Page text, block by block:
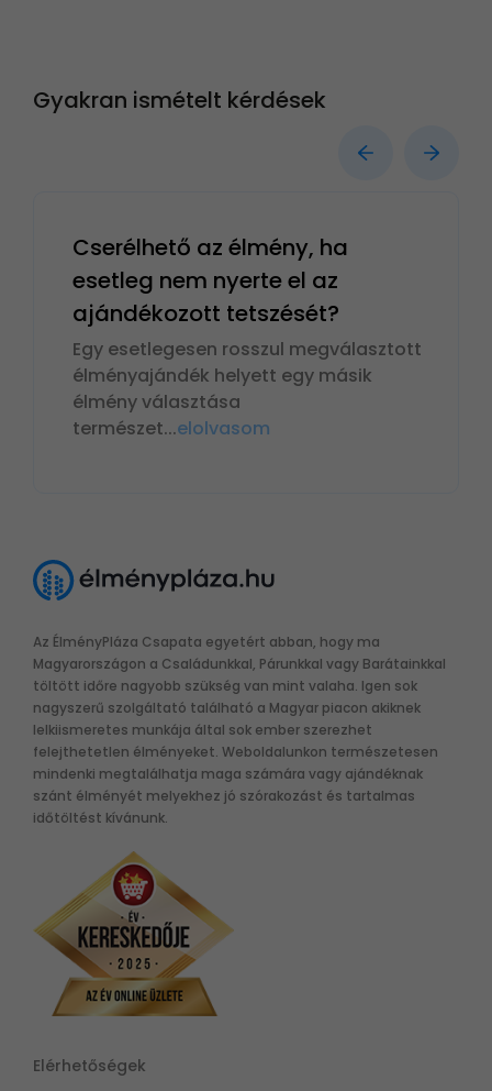
Gyakran ismételt kérdések
Cserélhető az élmény, ha
esetleg nem nyerte el az
ajándékozott tetszését?
Egy esetlegesen rosszul megválasztott
élményajándék helyett egy másik
élmény választása
természet...elolvasom
Az ÉlményPláza Csapata egyetért abban, hogy ma
Magyarországon a Családunkkal, Párunkkal vagy Barátainkkal
töltött időre nagyobb szükség van mint valaha. Igen sok
nagyszerű szolgáltató található a Magyar piacon akiknek
lelkiismeretes munkája által sok ember szerezhet
felejthetetlen élményeket. Weboldalunkon természetesen
mindenki megtalálhatja maga számára vagy ajándéknak
szánt élményét melyekhez jó szórakozást és tartalmas
időtöltést kívánunk.
Elérhetőségek